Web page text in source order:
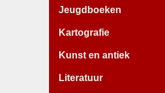
Jeugdboeken
Kartografie
Kunst en antiek
Literatuur